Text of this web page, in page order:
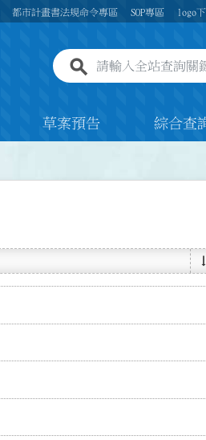
都市計畫書法規命令專區 SOP專區 logo
全站查詢關鍵字欄位
草案預告 綜合查